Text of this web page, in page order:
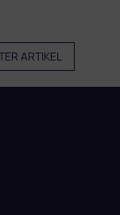
ARTIKEL